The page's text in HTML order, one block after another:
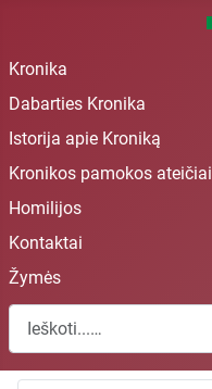
Kronika
Dabarties Kronika
Istorija apie Kroniką
Kronikos pamokos ateičiai
Homilijos
Kontaktai
Žymės
Paieška